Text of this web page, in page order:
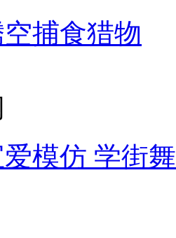
捕食猎物
模仿 学街